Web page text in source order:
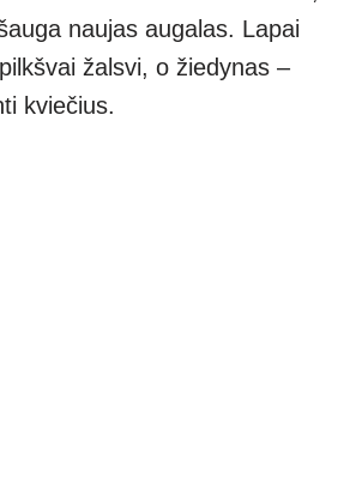
naujas augalas. Lapai
žalsvi, o žiedynas –
kviečius.